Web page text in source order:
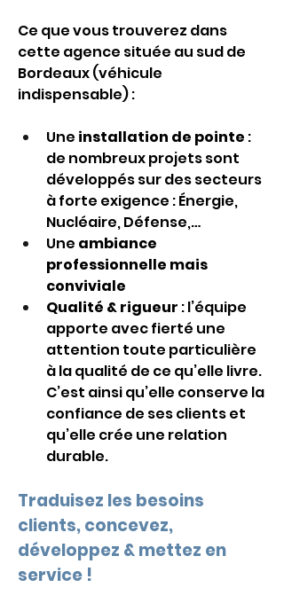
Ce que vous trouverez dans
cette agence située au sud de
Bordeaux (véhicule
indispensable) :
Une installation de pointe :
de nombreux projets sont
développés sur des secteurs
à forte exigence : Énergie,
Nucléaire, Défense,…
Une ambiance
professionnelle mais
conviviale
Qualité & rigueur : l’équipe
apporte avec fierté une
attention toute particulière
à la qualité de ce qu’elle livre.
C’est ainsi qu’elle conserve la
confiance de ses clients et
qu’elle crée une relation
durable.
Traduisez les besoins
clients, concevez,
développez & mettez en
service !